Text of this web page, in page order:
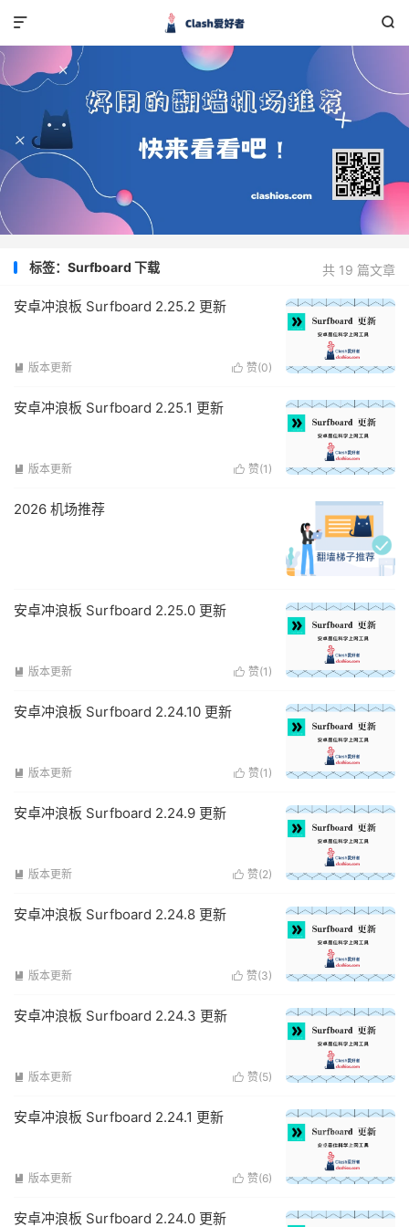


共 19 篇文章
标签：Surfboard 下载
安卓冲浪板 Surfboard 2.25.2 更新
 赞(0)
 版本更新
安卓冲浪板 Surfboard 2.25.1 更新
 赞(1 )
 版本更新
2026 机场推荐
安卓冲浪板 Surfboard 2.25.0 更新
 赞(1 )
 版本更新
安卓冲浪板 Surfboard 2.24.10 更新
 赞(1 )
 版本更新
安卓冲浪板 Surfboard 2.24.9 更新
 赞(2)
 版本更新
安卓冲浪板 Surfboard 2.24.8 更新
 赞(3)
 版本更新
安卓冲浪板 Surfboard 2.24.3 更新
 赞(5)
 版本更新
安卓冲浪板 Surfboard 2.24.1 更新
 赞(6)
 版本更新
安卓冲浪板 Surfboard 2.24.0 更新